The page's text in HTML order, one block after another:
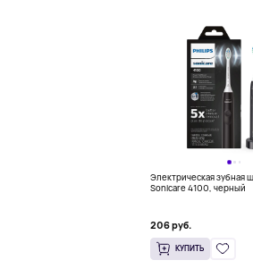
Электрическая зубная
Sonicare 4100, черный
206 руб.
КУПИТЬ